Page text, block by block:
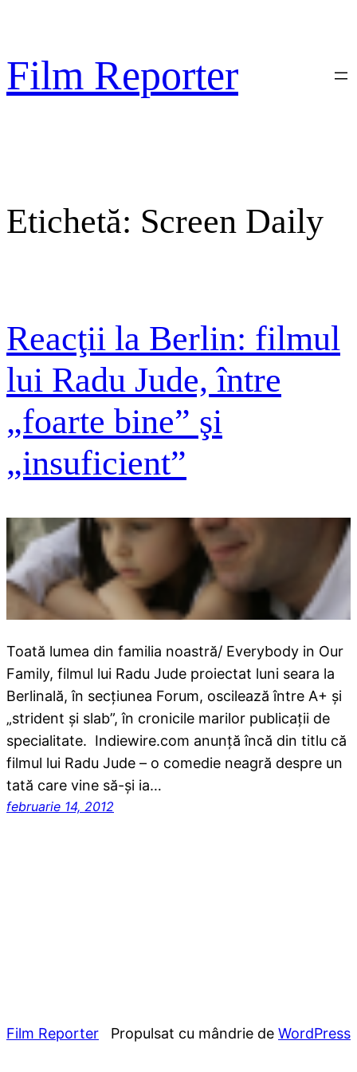
conținut
Film Reporter
Etichetă: Screen Daily
Reacţii la Berlin: filmul
lui Radu Jude, între
„foarte bine” şi
„insuficient”
Toată lumea din familia noastră/ Everybody in Our
Family, filmul lui Radu Jude proiectat luni seara la
Berlinală, în secţiunea Forum, oscilează între A+ şi
„strident şi slab”, în cronicile marilor publicaţii de
specialitate. Indiewire.com anunţă încă din titlu că
filmul lui Radu Jude – o comedie neagră despre un
tată care vine să-şi ia…
februarie 14, 2012
Film Reporter Propulsat cu mândrie de WordPress